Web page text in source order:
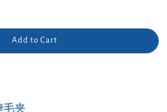
Add to Cart
夹